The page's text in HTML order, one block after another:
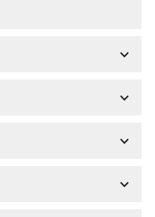
expand_more
expand_more
expand_more
expand_more